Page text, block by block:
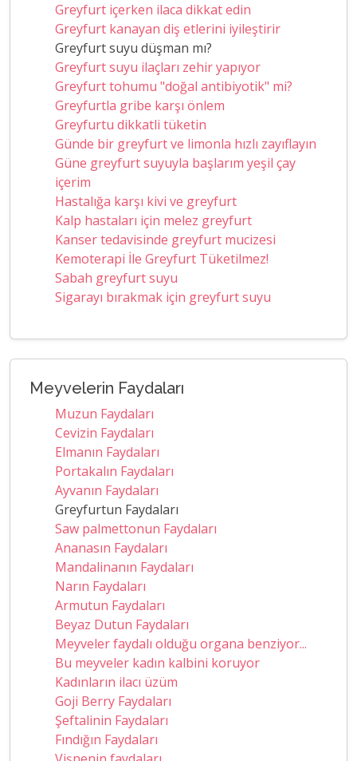
Greyfurt içerken ilaca dikkat edin
Greyfurt kanayan diş etlerini iyileştirir
Greyfurt suyu düşman mı?
Greyfurt suyu ilaçları zehir yapıyor
Greyfurt tohumu "doğal antibiyotik" mi?
Greyfurtla gribe karşı önlem
Greyfurtu dikkatli tüketin
Günde bir greyfurt ve limonla hızlı zayıflayın
Güne greyfurt suyuyla başlarım yeşil çay
içerim
Hastalığa karşı kivi ve greyfurt
Kalp hastaları için melez greyfurt
Kanser tedavisinde greyfurt mucizesi
Kemoterapi İle Greyfurt Tüketilmez!
Sabah greyfurt suyu
Sigarayı bırakmak için greyfurt suyu
Meyvelerin Faydaları
Muzun Faydaları
Cevizin Faydaları
Elmanın Faydaları
Portakalın Faydaları
Ayvanın Faydaları
Greyfurtun Faydaları
Saw palmettonun Faydaları
Ananasın Faydaları
Mandalinanın Faydaları
Narın Faydaları
Armutun Faydaları
Beyaz Dutun Faydaları
Meyveler faydalı olduğu organa benziyor...
Bu meyveler kadın kalbini koruyor
Kadınların ilacı üzüm
Goji Berry Faydaları
Şeftalinin Faydaları
Fındığın Faydaları